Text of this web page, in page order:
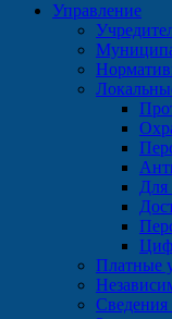
Управление
Для
Платные
Сведения